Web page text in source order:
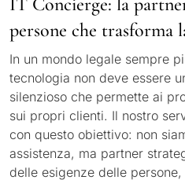
persone che trasforma
In un mondo legale sempre
tecnologia non deve essere
silenzioso che permette ai
sui propri clienti. Il nostro
con questo obiettivo: non
assistenza, ma partner
delle esigenze delle